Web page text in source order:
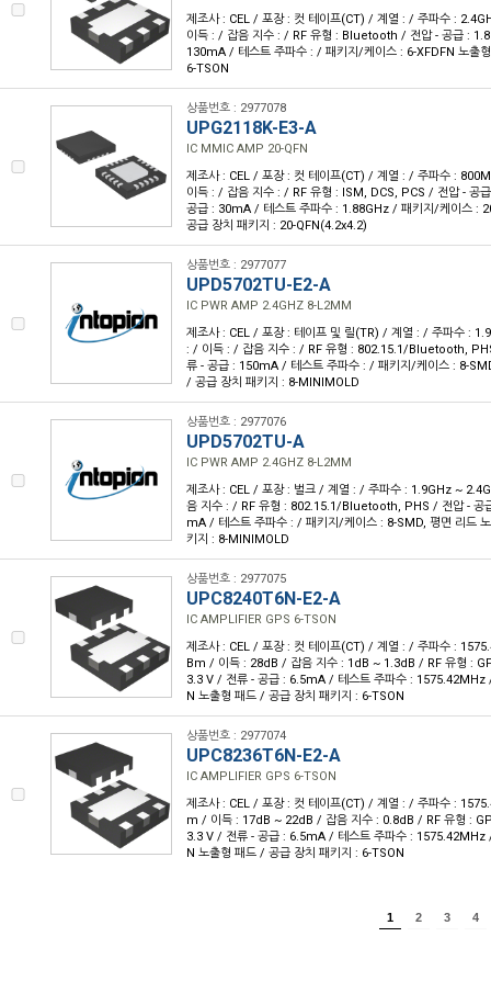
제조사 : CEL / 포장 : 컷 테이프(CT) / 계열 : / 주파수 :
이득 : / 잡음 지수 : / RF 유형 : Bluetooth / 전압 - 공급 :
130mA / 테스트 주파수 : / 패키지/케이스 : 6-XFDFN 노출
6-TSON
상품번호 : 2977078
UPG2118K-E3-A
IC MMIC AMP 20-QFN
제조사 : CEL / 포장 : 컷 테이프(CT) / 계열 : / 주파수 :
이득 : / 잡음 지수 : / RF 유형 : ISM, DCS, PCS / 전압 - 공
공급 : 30mA / 테스트 주파수 : 1.88GHz / 패키지/케이스 :
공급 장치 패키지 : 20-QFN(4.2x4.2)
상품번호 : 2977077
UPD5702TU-E2-A
IC PWR AMP 2.4GHZ 8-L2MM
제조사 : CEL / 포장 : 테이프 및 릴(TR) / 계열 : / 주파수 :
: / 이득 : / 잡음 지수 : / RF 유형 : 802.15.1/Bluetooth,
류 - 공급 : 150mA / 테스트 주파수 : / 패키지/케이스 : 8-
/ 공급 장치 패키지 : 8-MINIMOLD
상품번호 : 2977076
UPD5702TU-A
IC PWR AMP 2.4GHZ 8-L2MM
제조사 : CEL / 포장 : 벌크 / 계열 : / 주파수 : 1.9GHz ~
음 지수 : / RF 유형 : 802.15.1/Bluetooth, PHS / 전압 - 공
mA / 테스트 주파수 : / 패키지/케이스 : 8-SMD, 평면 리드
키지 : 8-MINIMOLD
상품번호 : 2977075
UPC8240T6N-E2-A
IC AMPLIFIER GPS 6-TSON
제조사 : CEL / 포장 : 컷 테이프(CT) / 계열 : / 주파수 :
Bm / 이득 : 28dB / 잡음 지수 : 1dB ~ 1.3dB / RF 유형 :
3.3 V / 전류 - 공급 : 6.5mA / 테스트 주파수 : 1575.42MHz
N 노출형 패드 / 공급 장치 패키지 : 6-TSON
상품번호 : 2977074
UPC8236T6N-E2-A
IC AMPLIFIER GPS 6-TSON
제조사 : CEL / 포장 : 컷 테이프(CT) / 계열 : / 주파수 :
m / 이득 : 17dB ~ 22dB / 잡음 지수 : 0.8dB / RF 유형 :
3.3 V / 전류 - 공급 : 6.5mA / 테스트 주파수 : 1575.42MHz
N 노출형 패드 / 공급 장치 패키지 : 6-TSON
1 2 3 4